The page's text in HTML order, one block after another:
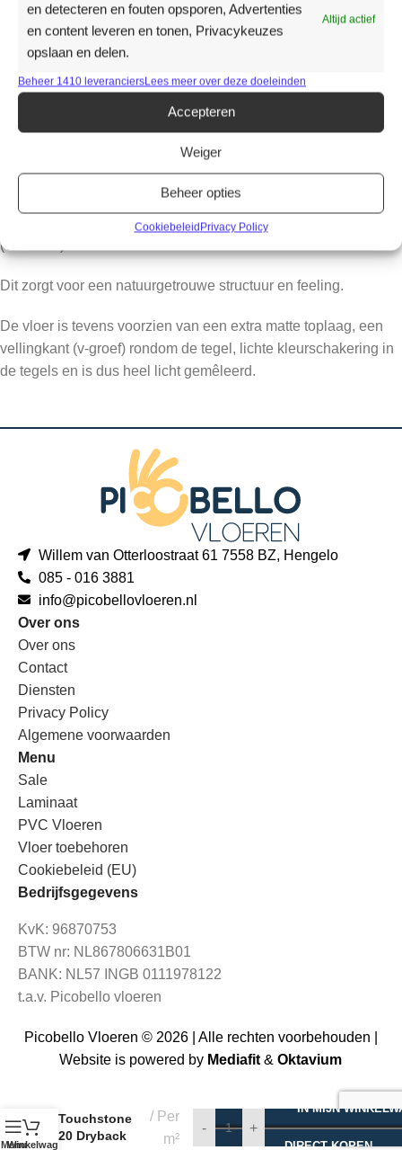
en detecteren en fouten opsporen, Advertenties
en content leveren en tonen, Privacykeuzes
opslaan en delen.
Altijd actief
Beheer 1410 leveranciersLees meer over deze doeleinden
Accepteren
Weiger
Beheer opties
CookiebeleidPrivacy Policy
KLEUR
Productomschrijving
De Touchstone 10 is voorzien van een tegelstructuur
(voelbaar).
Dit zorgt voor een natuurgetrouwe structuur en feeling.
De vloer is tevens voorzien van een extra matte toplaag, een
vellingkant (v-groef) rondom de tegel, lichte kleurschakering in
de tegels en is dus heel licht gemêleerd.
Willem van Otterloostraat 61 7558 BZ, Hengelo
085 - 016 3881
info@picobellovloeren.nl
Over ons
Over ons
Contact
Diensten
Privacy Policy
Algemene voorwaarden
Menu
Sale
Laminaat
PVC Vloeren
Vloer toebehoren
Cookiebeleid (EU)
Bedrijfsgegevens
KvK: 96870753
BTW nr: NL867806631B01
BANK: NL57 INGB 0111978122
t.a.v. Picobello vloeren
Picobello Vloeren © 2026 | Alle rechten voorbehouden |
Website is powered by Mediafit &Oktavium
Menu
Winkelwagen
Touchstone
20 Dryback
Per
m²
- +
IN MIJN
DIRECT KOPEN